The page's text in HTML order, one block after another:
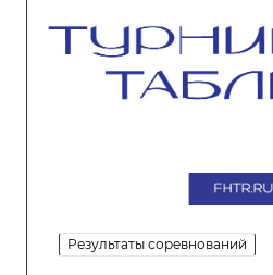
Результаты соревнований